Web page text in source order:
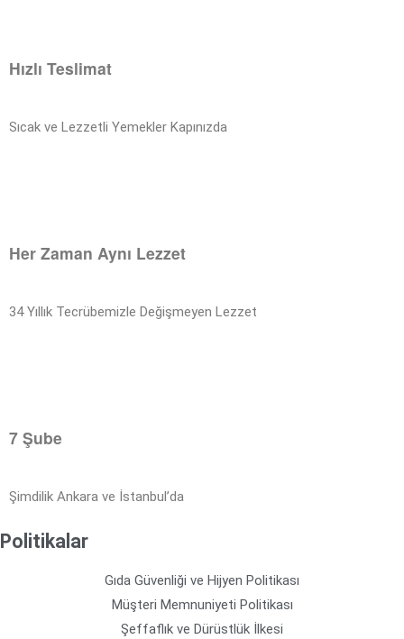
Hızlı Teslimat
Sıcak ve Lezzetli Yemekler Kapınızda
Her Zaman Aynı Lezzet
34 Yıllık Tecrübemizle Değişmeyen Lezzet
7 Şube
Şimdilik Ankara ve İstanbul’da
Politikalar
Gıda Güvenliği ve Hijyen Politikası
Müşteri Memnuniyeti Politikası
Şeffaflık ve Dürüstlük İlkesi